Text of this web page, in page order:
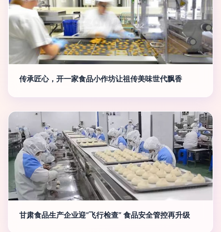
传承匠心，开一家食品小作坊让祖传美味世代飘香
甘肃食品生产企业迎“飞行检查” 食品安全管控再升级